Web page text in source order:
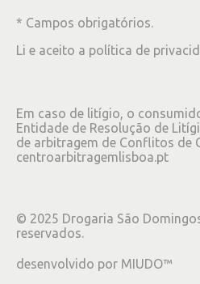
* Campos obrigatórios.
Li e aceito a política de
Em caso de litígio, o
Entidade de Resolução de
de arbitragem de Conflitos de
centroarbitragemlisboa.pt
© 2025 Drogaria São
reservados.
desenvolvido por MIUDO™